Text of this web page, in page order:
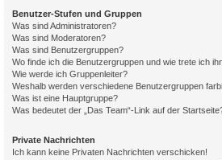
Benutzer-Stufen und Gruppen
Was sind Administratoren?
Was sind Moderatoren?
Was sind Benutzergruppen?
Wo finde ich die Benutzergruppen und wie trete ich
Wie werde ich Gruppenleiter?
Weshalb werden verschiedene Benutzergruppen
Was ist eine Hauptgruppe?
Was bedeutet der „Das Team“-Link auf der
Private Nachrichten
Ich kann keine Privaten Nachrichten verschicken!